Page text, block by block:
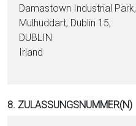
Damastown Industrial Park,
Mulhuddart, Dublin 15,
DUBLIN
Irland
8. ZULASSUNGSNUMMER(N)